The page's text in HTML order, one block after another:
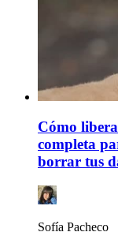
Cómo
completa
borrar tus
Sofía Pacheco